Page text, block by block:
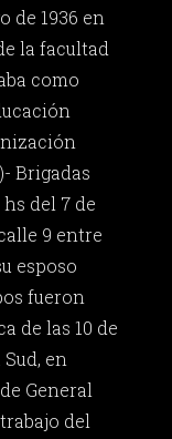
de 1936 en
la facultad
como
Brigadas
hs del 7 de
9 entre
esposo
fueron
de las 10 de
en
General
del